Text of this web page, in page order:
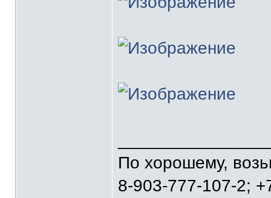
По хорошему,
8-903-777-107-2;